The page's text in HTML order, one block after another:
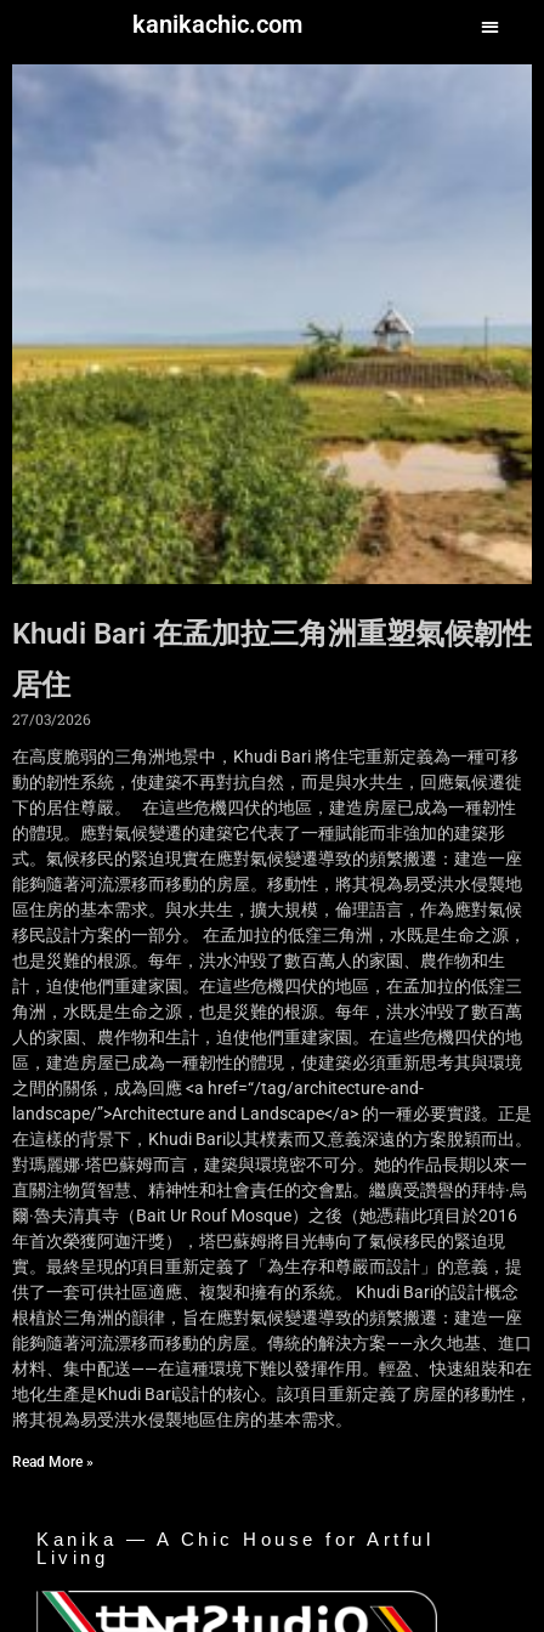
kanikachic.com
Khudi Bari 在孟加拉三角洲重塑氣候韌性
居住
27/03/2026
在高度脆弱的三角洲地景中，Khudi Bari 將住宅重新定義為一種可移
動的韌性系統，使建築不再對抗自然，而是與水共生，回應氣候遷徙
下的居住尊嚴。 在這些危機四伏的地區，建造房屋已成為一種韌性
的體現。應對氣候變遷的建築它代表了一種賦能而非強加的建築形
式。氣候移民的緊迫現實在應對氣候變遷導致的頻繁搬遷：建造一座
能夠隨著河流漂移而移動的房屋。移動性，將其視為易受洪水侵襲地
區住房的基本需求。與水共生，擴大規模，倫理語言，作為應對氣候
移民設計方案的一部分。 在孟加拉的低窪三角洲，水既是生命之源，
也是災難的根源。每年，洪水沖毀了數百萬人的家園、農作物和生
計，迫使他們重建家園。在這些危機四伏的地區，在孟加拉的低窪三
角洲，水既是生命之源，也是災難的根源。每年，洪水沖毀了數百萬
人的家園、農作物和生計，迫使他們重建家園。在這些危機四伏的地
區，建造房屋已成為一種韌性的體現，使建築必須重新思考其與環境
之間的關係，成為回應 <a href=“/tag/architecture-and-
landscape/”>Architecture and Landscape</a> 的一種必要實踐。正是
在這樣的背景下，Khudi Bari以其樸素而又意義深遠的方案脫穎而出。
對瑪麗娜·塔巴蘇姆而言，建築與環境密不可分。她的作品長期以來一
直關注物質智慧、精神性和社會責任的交會點。繼廣受讚譽的拜特·烏
爾·魯夫清真寺（Bait Ur Rouf Mosque）之後（她憑藉此項目於2016
年首次榮獲阿迦汗獎），塔巴蘇姆將目光轉向了氣候移民的緊迫現
實。最終呈現的項目重新定義了「為生存和尊嚴而設計」的意義，提
供了一套可供社區適應、複製和擁有的系統。 Khudi Bari的設計概念
根植於三角洲的韻律，旨在應對氣候變遷導致的頻繁搬遷：建造一座
能夠隨著河流漂移而移動的房屋。傳統的解決方案——永久地基、進口
材料、集中配送——在這種環境下難以發揮作用。輕盈、快速組裝和在
地化生產是Khudi Bari設計的核心。該項目重新定義了房屋的移動性，
將其視為易受洪水侵襲地區住房的基本需求。
Read More »
Kanika — A Chic House for Artful
Living